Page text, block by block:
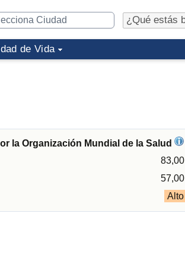
de Vida
la Organización Mundial de la Salud
83,00
57,00
Alto